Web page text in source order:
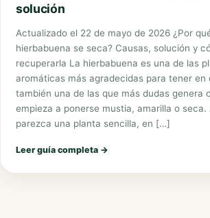
solución
Actualizado el 22 de mayo de 2026 ¿Por
hierbabuena se seca? Causas, solución y
recuperarla La hierbabuena es una de las
aromáticas más agradecidas para tener en
también una de las que más dudas genera
empieza a ponerse mustia, amarilla o seca.
parezca una planta sencilla, en […]
Leer guía completa →